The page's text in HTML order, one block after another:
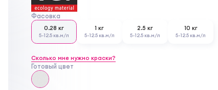
Фасовка
0.28 кг
5-12.5 кв.м/л
1 кг
5-12.5 кв.м/л
2.5 кг
5-12.5 кв.м/л
10 кг
5-12.5 кв.м/л
Сколько мне нужно краски?
Готовый цвет